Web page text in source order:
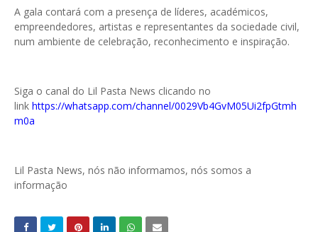
A gala contará com a presença de líderes, académicos,
empreendedores, artistas e representantes da sociedade civil,
num ambiente de celebração, reconhecimento e inspiração.
Siga o canal do Lil Pasta News clicando no
link https://whatsapp.com/channel/0029Vb4GvM05Ui2fpGtmh
m0a
Lil Pasta News, nós não informamos, nós somos a
informação